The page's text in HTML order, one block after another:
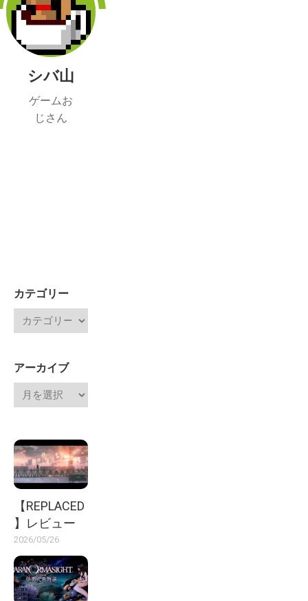
シバ山
ゲームお
じさん
カテゴリー
アーカイブ
【REPLACED
】レビュー
2026/05/26